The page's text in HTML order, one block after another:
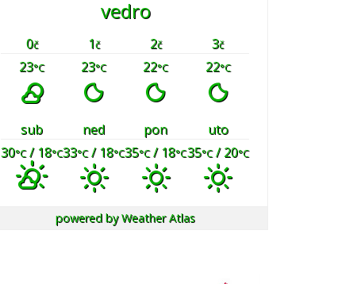
vedro
0č 1č 2č 3č
23°C 23°C 22°C 22°C
sub ned pon
uto
30°C/ 18°C33°C/ 18°C35°C/ 18°C35°C/ 20°C
powered byWeather Atlas